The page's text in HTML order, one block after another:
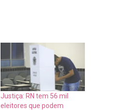
Justiça: RN tem 56 mil
eleitores que podem